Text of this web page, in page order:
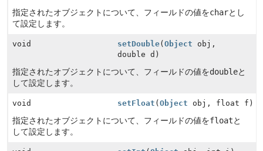
指定されたオブジェクトについて、フィールドの値をcharとし
て設定します。
void setDouble(Object obj,
double d)
指定されたオブジェクトについて、フィールドの値をdoubleと
して設定します。
void setFloat (Object obj, float f)
指定されたオブジェクトについて、フィールドの値をfloatと
して設定します。